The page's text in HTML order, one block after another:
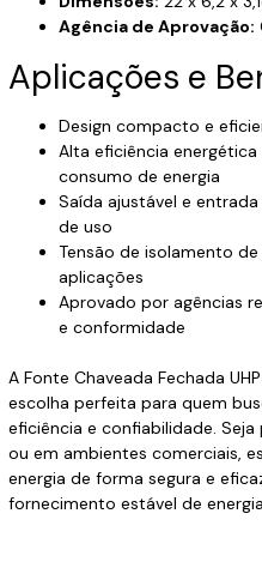
Agência de Aprovação:
Aplicações e
Design compacto e
Alta eficiência
consumo de energia
Saída ajustável e
de uso
Tensão de isolamento
aplicações
Aprovado por agências
e conformidade
A Fonte Chaveada Fechada
escolha perfeita para quem
eficiência e confiabilidade.
ou em ambientes comerciais,
energia de forma segura e
fornecimento estável de